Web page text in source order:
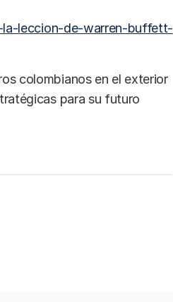
la-leccion-de-warren-buffett-
colombianos en el exterior
para su futuro